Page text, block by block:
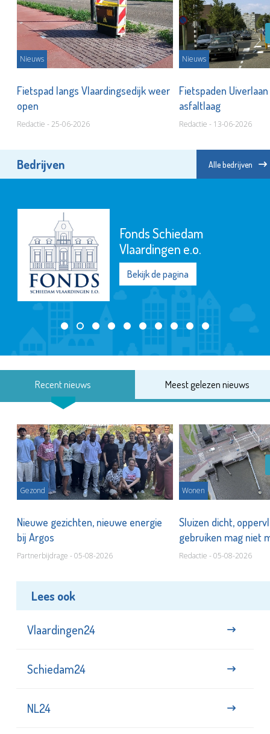
Nieuws
Fietspad langs Vlaardingsedijk weer
open
Redactie - 25-06-2026
Nieuws
Fietspaden
asfaltlaag
Redactie - 13-06-2026
Bedrijven Alle bedrijven
Fonds Schiedam
Vlaardingen e.o.
Bekijk de pagina
Recent nieuws Meest gelezen nieuws
Gezond
Nieuwe gezichten, nieuwe energie
bij Argos
Partnerbijdrage - 05-08-2026
Wonen
Sluizen dicht,
gebruiken mag niet
Redactie - 05-08-2026
Lees ook
Vlaardingen24
Schiedam24
NL24